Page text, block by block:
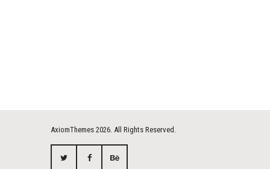
AxiomThemes 2026. All Rights Reserved.